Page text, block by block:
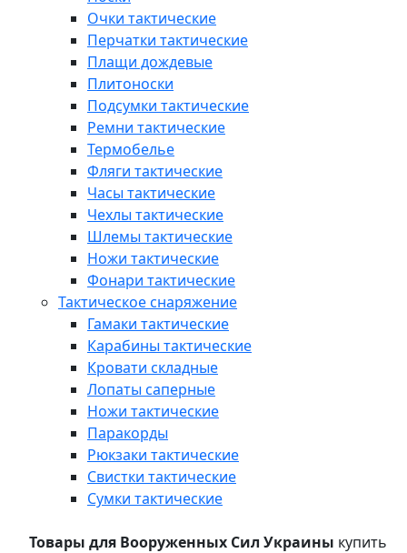
Очки тактические
Перчатки тактические
Плащи дождевые
Плитоноски
Подсумки тактические
Ремни тактические
Термобелье
Фляги тактические
Часы тактические
Чехлы тактические
Шлемы тактические
Ножи тактические
Фонари тактические
Тактическое снаряжение
Гамаки тактические
Карабины тактические
Кровати складные
Лопаты саперные
Ножи тактические
Паракорды
Рюкзаки тактические
Свистки тактические
Сумки тактические
Товары для Вооруженных Сил Украины купить